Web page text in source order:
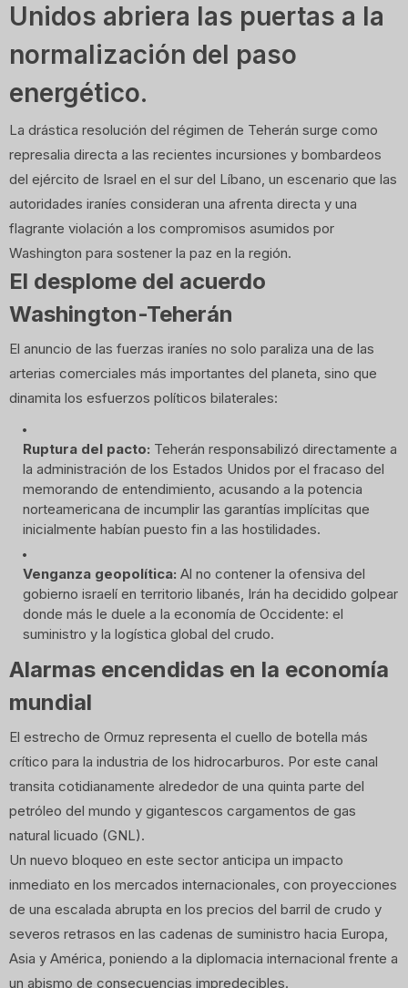
Unidos abriera las puertas a la
normalización del paso
energético.
La drástica resolución del régimen de Teherán surge como
represalia directa a las recientes incursiones y bombardeos
del ejército de Israel en el sur del Líbano, un escenario que las
autoridades iraníes consideran una afrenta directa y una
flagrante violación a los compromisos asumidos por
Washington para sostener la paz en la región.
El desplome del acuerdo
Washington-Teherán
El anuncio de las fuerzas iraníes no solo paraliza una de las
arterias comerciales más importantes del planeta, sino que
dinamita los esfuerzos políticos bilaterales:
Ruptura del pacto: Teherán responsabilizó directamente a
la administración de los Estados Unidos por el fracaso del
memorando de entendimiento, acusando a la potencia
norteamericana de incumplir las garantías implícitas que
inicialmente habían puesto fin a las hostilidades.
Venganza geopolítica: Al no contener la ofensiva del
gobierno israelí en territorio libanés, Irán ha decidido golpear
donde más le duele a la economía de Occidente: el
suministro y la logística global del crudo.
Alarmas encendidas en la economía
mundial
El estrecho de Ormuz representa el cuello de botella más
crítico para la industria de los hidrocarburos. Por este canal
transita cotidianamente alrededor de una quinta parte del
petróleo del mundo y gigantescos cargamentos de gas
natural licuado (GNL).
Un nuevo bloqueo en este sector anticipa un impacto
inmediato en los mercados internacionales, con proyecciones
de una escalada abrupta en los precios del barril de crudo y
severos retrasos en las cadenas de suministro hacia Europa,
Asia y América, poniendo a la diplomacia internacional frente a
un abismo de consecuencias impredecibles.